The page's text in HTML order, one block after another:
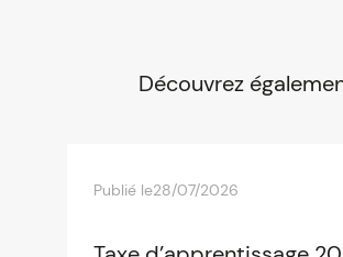
Découvrez
Publié le28/07/2026